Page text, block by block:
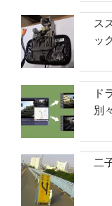
ス
ッ
ド
別
二